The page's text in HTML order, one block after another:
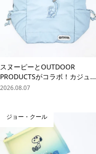
スヌーピーとOUTDOOR
PRODUCTSがコラボ！カジュ...
2026.08.07
ジョー・クール